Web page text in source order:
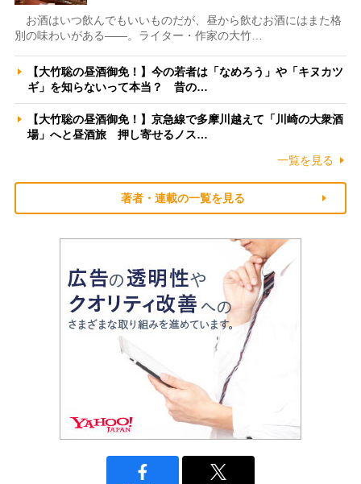
お酒はいつ飲んでもいいものだが、昼から飲むお酒にはまた格
別の味わいがある――。ライター・作家の大竹…
【大竹聡の昼酒御免！】今の若者は「なめろう」や「キヌカツ
ギ」を知らないって本当？ 昔の…
【大竹聡の昼酒御免！】京急線で多摩川越えて「川崎の大衆酒
場」へと昼酒旅 押し寄せるノス…
一覧を見る
著者・連載の一覧を見る